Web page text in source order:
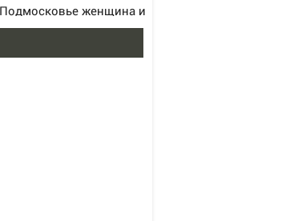
женщина и
погибли при падении